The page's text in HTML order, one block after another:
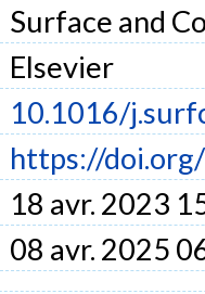
Surface and
Elsevier
10.1016/
https://
18 avr. 2023
08 avr. 2025